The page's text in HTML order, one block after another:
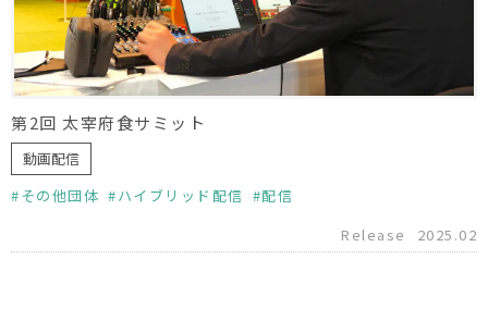
第2回 太宰府食サミット
動画配信
その他団体
ハイブリッド配信
配信
Release
2025.02